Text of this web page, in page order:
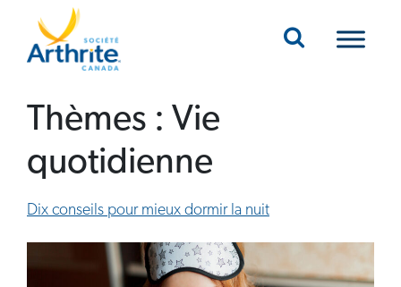
Mobile Navigation
Thèmes : Vie
quotidienne
Dix conseils pour mieux dormir la nuit